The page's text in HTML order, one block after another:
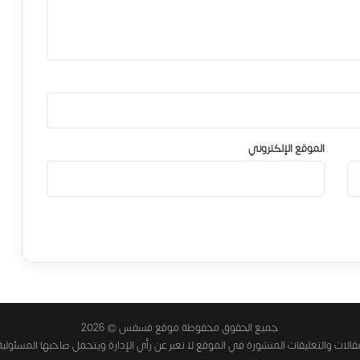
الموقع الإلكتروني
جميع الحقوق محفوظة موقع فسفس © 2026
والتعليقات المنشورة في الموقع لا تعبر عن رأي الإدارة ويتحمل صاحبها